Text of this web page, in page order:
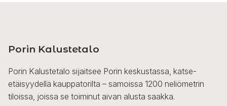
muunnelma.
tehdä
valinnat
tuotteen
Porin Kalustetalo
Porin Kalustetalo sijaitsee Porin keskustassa, katse-
etäisyydellä kauppatorilta – samoissa 1200 neliömetrin
tiloissa, joissa se toiminut aivan alusta saakka.